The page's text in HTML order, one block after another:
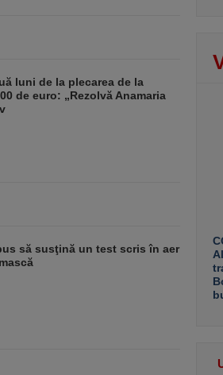
luni de la plecarea de la
de euro: „Rezolvă Anamaria
să susţină un test scris în aer